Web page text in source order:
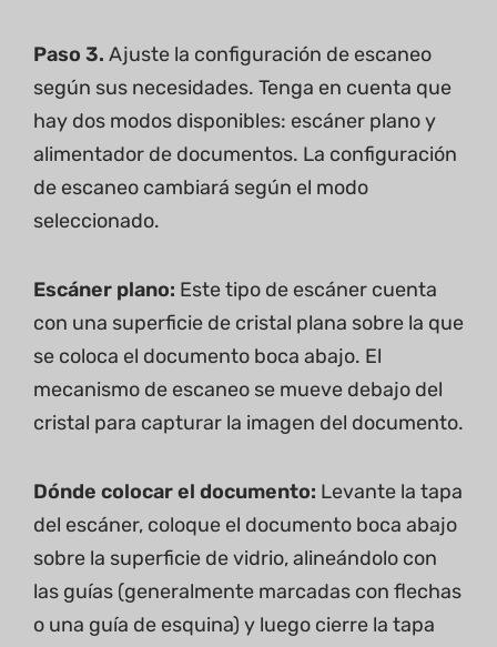
Paso 3. Ajuste la configuración de escaneo
según sus necesidades. Tenga en cuenta que
hay dos modos disponibles: escáner plano y
alimentador de documentos. La configuración
de escaneo cambiará según el modo
seleccionado.
Escáner plano: Este tipo de escáner cuenta
con una superficie de cristal plana sobre la que
se coloca el documento boca abajo. El
mecanismo de escaneo se mueve debajo del
cristal para capturar la imagen del documento.
Dónde colocar el documento: Levante la tapa
del escáner, coloque el documento boca abajo
sobre la superficie de vidrio, alineándolo con
las guías (generalmente marcadas con flechas
o una guía de esquina) y luego cierre la tapa